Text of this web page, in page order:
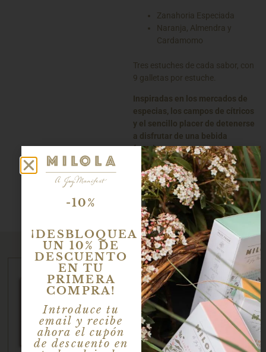
Zanahoria Especiada
Naranja, Almendra y
Cardamomo
Tres estuches de cada sabor, con
9 galletas por estuche.
Inspiradas en los mercados de
especias, los campos de cítricos
y el sencillo placer de detenerse
a disfrutar de una bebida
favorita.
Porque hay sabores que no solo
saben bien.
También te llevan de viaje.
Productos relacionados
-10%
¡DESBLOQUEA
UN 10% DE
DESCUENTO
EN TU
PRIMERA
COMPRA!
Introduce tu
email y recibe
ahora el cupón
de descuento en